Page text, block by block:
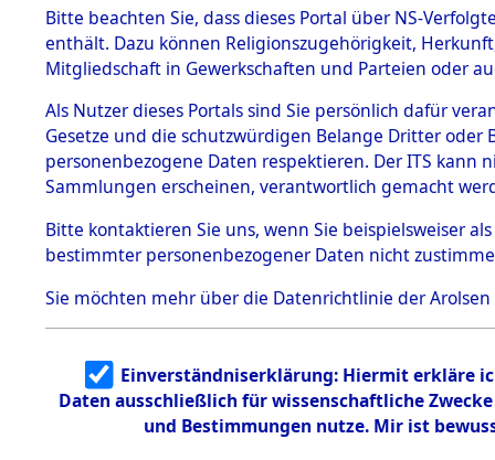
BESTÄNDE
1.
mente
5. Verschiedenes
5.3
Todesmärsche
5.3.1 Alliierte
Erhebungen
zu
Todesmärsch
en
5.3.2
Identifizierun
g
5.3.3
Todesmärsch
Dead -
Branch -
0005
Bitte beachten Sie, dass dieses Portal über NS-
enthält. Dazu können Religionszugehörigkeit,
Mitgliedschaft in Gewerkschaften und Parteien oder
Als Nutzer dieses Portals sind Sie persönlich dafür
Gesetze und die schutzwürdigen Belange Dritter
personenbezogene Daten respektieren. Der ITS
Sammlungen erscheinen, verantwortlich gemacht
Bitte kontaktieren Sie uns, wenn Sie beispielsweiser
bestimmter personenbezogener Daten nicht
Sie möchten mehr über die Datenrichtlinie der Arolsen
Einverständniserklärung: Hiermit erkläre
Daten ausschließlich für wissenschaftliche
und Bestimmungen nutze. Mir ist